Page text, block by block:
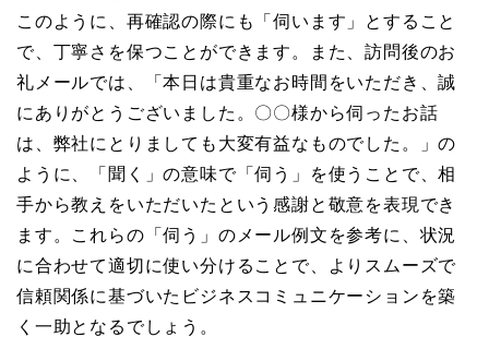
このように、再確認の際にも「伺います」とすること
で、丁寧さを保つことができます。また、訪問後のお
礼メールでは、「本日は貴重なお時間をいただき、誠
にありがとうございました。〇〇様から伺ったお話
は、弊社にとりましても大変有益なものでした。」の
ように、「聞く」の意味で「伺う」を使うことで、相
手から教えをいただいたという感謝と敬意を表現でき
ます。これらの「伺う」のメール例文を参考に、状況
に合わせて適切に使い分けることで、よりスムーズで
信頼関係に基づいたビジネスコミュニケーションを築
く一助となるでしょう。